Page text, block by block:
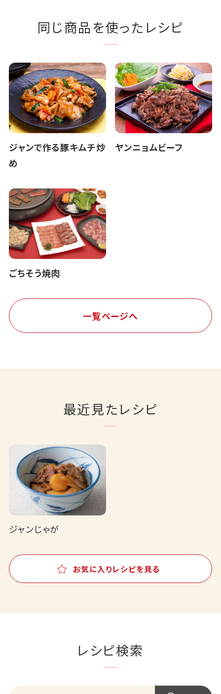
同じ商品を使ったレシピ
ジャンで作る豚キムチ炒
め
ヤンニョムビーフ
ごちそう焼肉
一覧ページへ
最近見たレシピ
ジャンじゃが
お気に入りレシピを見る
レシピ検索